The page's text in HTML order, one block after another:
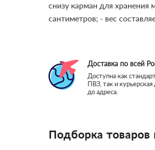
снизу карман для хранения
сантиметров; - вес
Доставка по всей
Доступна как
ПВЗ, так и курьерская
до адреса.
Подборка